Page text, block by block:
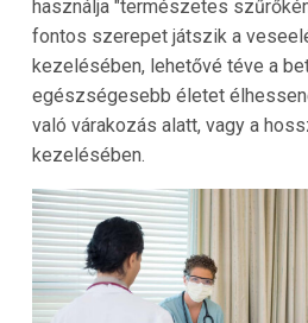
használja "természetes
fontos szerepet játszik a
kezelésében, lehetővé téve a
egészségesebb életet
való várakozás alatt, vagy a
kezelésében.